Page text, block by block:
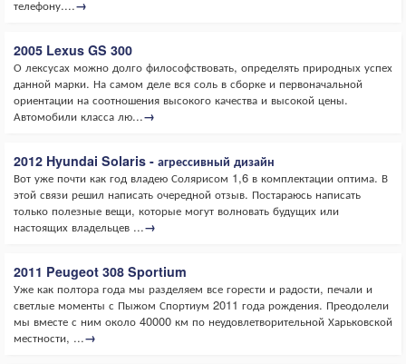
телефону....→
2005 Lexus GS 300
О лексусах можно долго философствовать, определять природных успех
данной марки. На самом деле вся соль в сборке и первоначальной
ориентации на соотношения высокого качества и высокой цены.
Автомобили класса лю...→
2012 Hyundai Solaris - агрессивный дизайн
Вот уже почти как год владею Солярисом 1,6 в комплектации оптима. В
этой связи решил написать очередной отзыв. Постараюсь написать
только полезные вещи, которые могут волновать будущих или
настоящих владельцев ...→
2011 Peugeot 308 Sportium
Уже как полтора года мы разделяем все горести и радости, печали и
светлые моменты с Пыжом Спортиум 2011 года рождения. Преодолели
мы вместе с ним около 40000 км по неудовлетворительной Харьковской
местности, ...→